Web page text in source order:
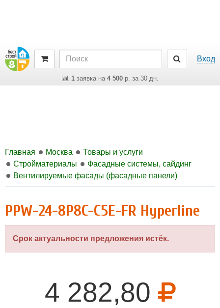
Вход
1заявка на 4 500р. за 30 дн.
Главная Москва
Товары и услуги
Стройматериалы
Фасадные системы, сайдинг
Вентилируемые фасады (фасадные панели)
PPW-24-8P8C-C5E-FR Hyperline
Срок актуальности предложения истёк.
4 282,80